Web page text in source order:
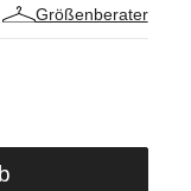
Größenberater